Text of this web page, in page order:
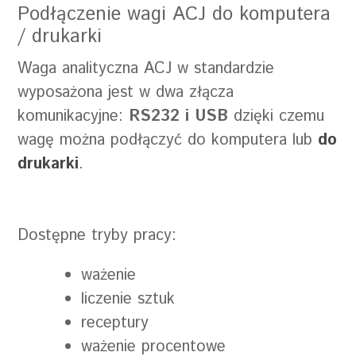
Podłączenie wagi ACJ do komputera
/ drukarki
Waga analityczna ACJ w standardzie
wyposażona jest w dwa złącza
komunikacyjne: RS232 i USB dzięki czemu
wagę można podłączyć do komputera lub do
drukarki.
Dostępne tryby pracy:
ważenie
liczenie sztuk
receptury
ważenie procentowe